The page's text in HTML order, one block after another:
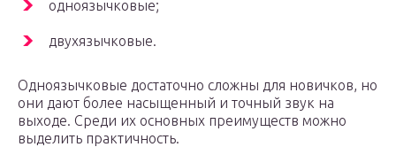
одноязычковые;
двухязычковые.
Одноязычковые достаточно сложны для новичков, но
они дают более насыщенный и точный звук на
выходе. Среди их основных преимуществ можно
выделить практичность.